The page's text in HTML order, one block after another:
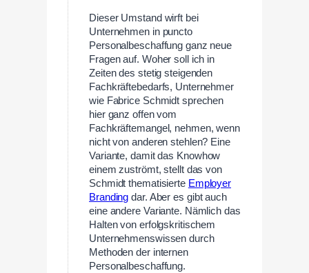
Dieser Umstand wirft bei
Unternehmen in puncto
Personalbeschaffung ganz neue
Fragen auf. Woher soll ich in
Zeiten des stetig steigenden
Fachkräftebedarfs, Unternehmer
wie Fabrice Schmidt sprechen
hier ganz offen vom
Fachkräftemangel, nehmen, wenn
nicht von anderen stehlen? Eine
Variante, damit das Knowhow
einem zuströmt, stellt das von
Schmidt thematisierte Employer
Branding dar. Aber es gibt auch
eine andere Variante. Nämlich das
Halten von erfolgskritischem
Unternehmenswissen durch
Methoden der internen
Personalbeschaffung.